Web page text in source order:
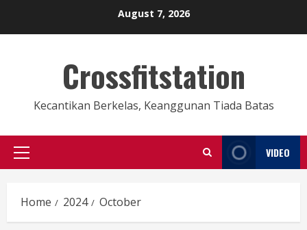
August 7, 2026
Crossfitstation
Kecantikan Berkelas, Keanggunan Tiada Batas
Primary
VIDEO
Home 2024 October